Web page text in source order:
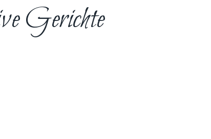
Gerichte